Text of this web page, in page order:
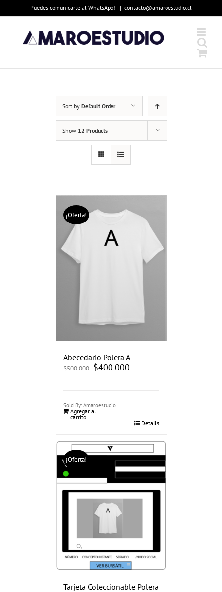
content
Puedes comunicarte al WhatsApp! | contacto@amaroestudio.cl
Sort by Default Order
Show 12 Products
¡Oferta!
Abecedario Polera A
$500.000 El
precio
$400.000El
precio
Sold By: Amaroestudio
Agregar al
carrito
Details
¡Oferta!
Tarjeta Coleccionable Polera